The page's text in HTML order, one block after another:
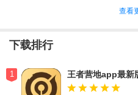
查看
下载排行
1 王者营地app最新